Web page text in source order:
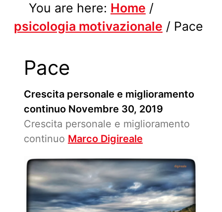
You are here: Home /
psicologia motivazionale / Pace
Pace
Crescita personale e miglioramento
continuo Novembre 30, 2019
Crescita personale e miglioramento
continuo Marco Digireale